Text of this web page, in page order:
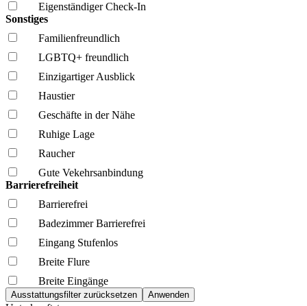
Eigenständiger Check-In
Sonstiges
Familien­freundlich
LGBTQ+ freundlich
Einzigartiger Ausblick
Haustier
Geschäfte in der Nähe
Ruhige Lage
Raucher
Gute Vekehrsanbindung
Barrierefreiheit
Barrierefrei
Badezimmer Barrierefrei
Eingang Stufenlos
Breite Flure
Breite Eingänge